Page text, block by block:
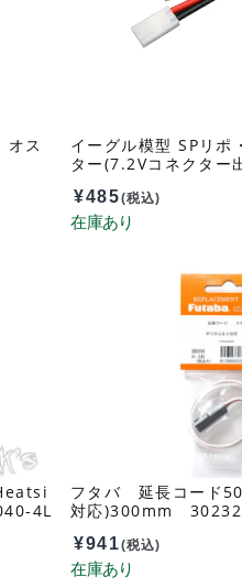
ス
イーグル模型 SPリポ
ター(7.2Vコネクター
¥485(税込)
4L
フタバ 延長コード
対応)300mm
¥941(税込)